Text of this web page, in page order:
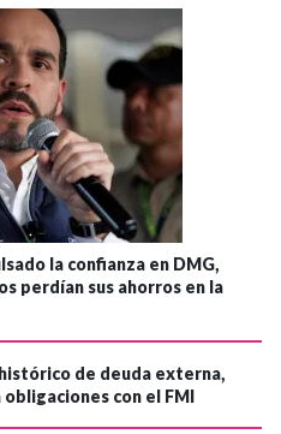
la confianza en DMG,
perdían sus ahorros en la
de deuda externa,
con el FMI